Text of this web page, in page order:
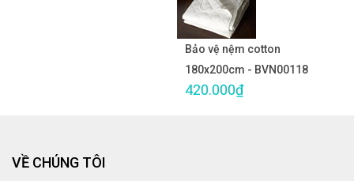
Bảo vệ nệm cotton
180x200cm - BVN00118
420.000₫
VỀ CHÚNG TÔI